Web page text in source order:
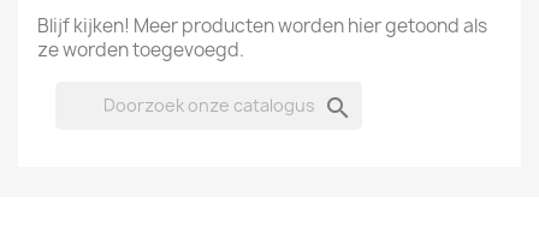
Blijf kijken! Meer producten worden hier getoond als
ze worden toegevoegd.
